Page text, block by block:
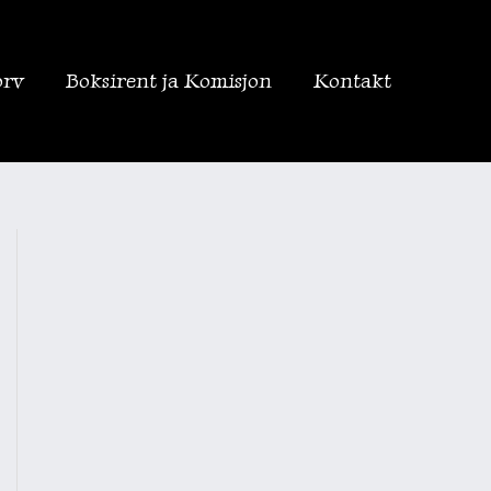
Boksirent ja Komisjon Kontakt